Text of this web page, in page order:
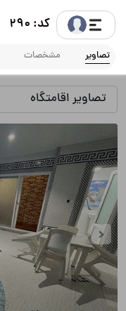
کد: 290
تصاویر مشخصات
تصاویر اقامتگاه